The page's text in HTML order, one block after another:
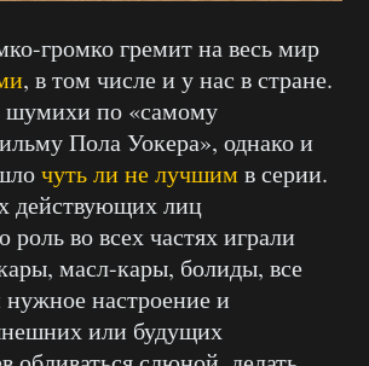
громко гремит на весь мир
, в том числе и у нас в стране.
шумихи по «самому
Пола Уокера», однако и
чуть ли не лучшим в серии.
действующих лиц
во всех частях играли
масл-кары, болиды, все
нужное настроение и
или будущих